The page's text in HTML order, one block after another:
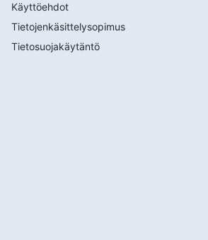
Käyttöehdot
Tietojenkäsittelysopimus
Tietosuojakäytäntö